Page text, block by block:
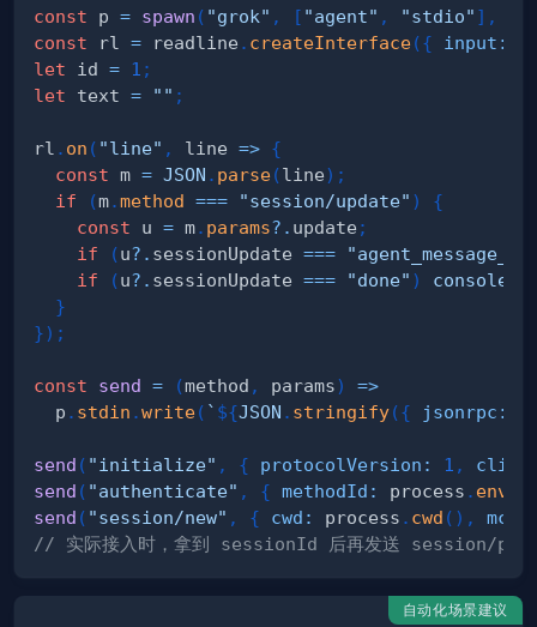
const p = spawn ( "grok" , [ "agent" , "stdio" ] ,
const rl = readline . createInterface({ input :
let id = 1 ;
let text = "" ;
rl . on ( "line" , line => {
const m = JSON . parse(line) ;
if
(m.method === "session/update" )
{
const u = m. params?. update ;
if
(u?. sessionUpdate ===
if
(u?. sessionUpdate === "done" ) console
}
}) ;
const send = (method , params)
=>
  p
. stdin .write( ` ${JSON . stringify({ jsonrpc :
send ( "initialize" , { protocolVersion : 1 ,
send ( "authenticate" , { methodId : process . env
send ( "session/new" , { cwd : process . cwd ( ) ,
// 实际接入时，拿到 sessionId 后再发送 session/
自动化场景建议